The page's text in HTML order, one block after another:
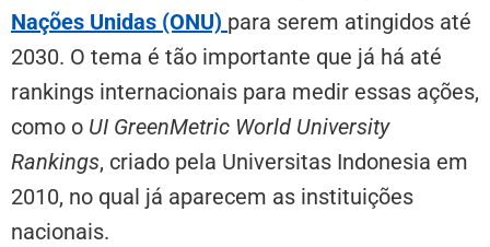
Nações Unidas (ONU) para serem atingidos até
2030. O tema é tão importante que já há até
rankings internacionais para medir essas ações,
como o UI GreenMetric World University
Rankings, criado pela Universitas Indonesia em
2010, no qual já aparecem as instituições
nacionais.